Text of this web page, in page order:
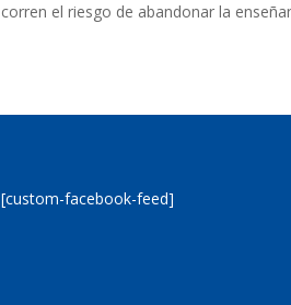
corren el riesgo de abandonar la
[custom-facebook-feed]